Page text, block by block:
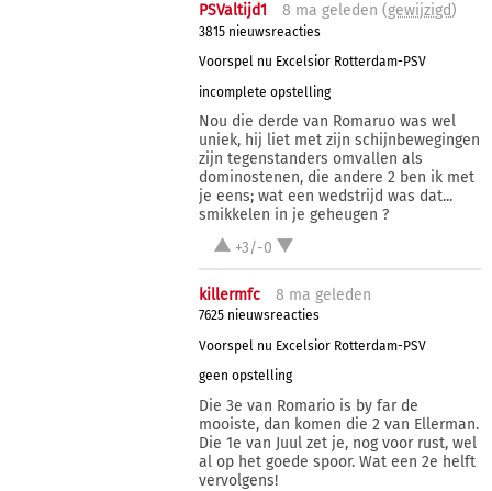
PSValtijd1 8 ma geleden (gewijzigd)
3815 nieuwsreacties
Voorspel nu Excelsior Rotterdam-PSV
incomplete opstelling
Nou die derde van Romaruo was wel
uniek, hij liet met zijn schijnbewegingen
zijn tegenstanders omvallen als
dominostenen, die andere 2 ben ik met
je eens; wat een wedstrijd was dat...
smikkelen in je geheugen ?
+3/-0
killermfc 8 ma geleden
7625 nieuwsreacties
Voorspel nu Excelsior Rotterdam-PSV
geen opstelling
Die 3e van Romario is by far de
mooiste, dan komen die 2 van Ellerman.
Die 1e van Juul zet je, nog voor rust, wel
al op het goede spoor. Wat een 2e helft
vervolgens!